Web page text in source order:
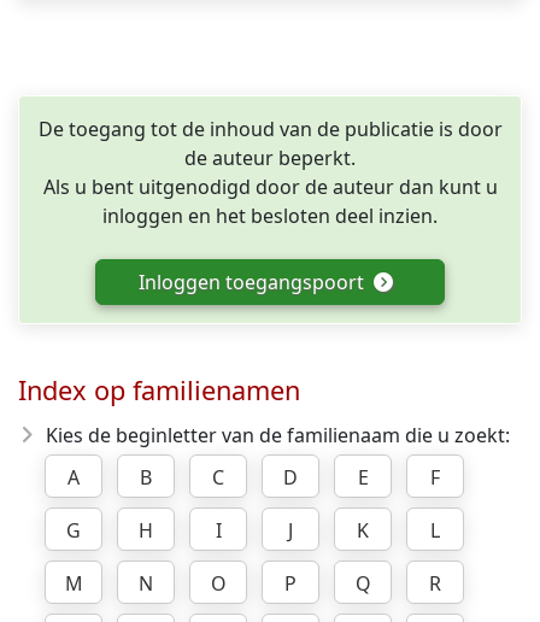
De toegang tot de inhoud van de publicatie is door
de auteur beperkt.
Als u bent uitgenodigd door de auteur dan kunt u
inloggen en het besloten deel inzien.
Inloggen toegangspoort
Index op familienamen
Kies de beginletter van de familienaam die u zoekt:
A
B C D E
F
G
H I J K
L
M
N O P Q
R